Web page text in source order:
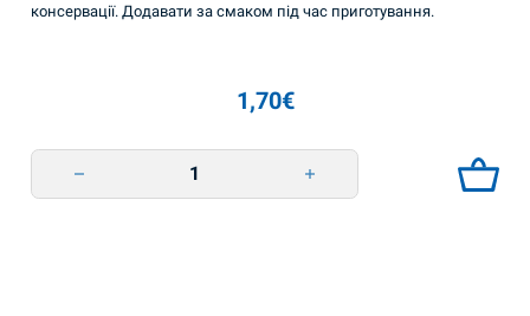
консервації. Додавати за смаком під час приготування.
1,70€